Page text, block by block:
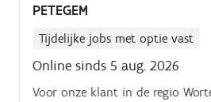
PETEGEM
Tijdelijke jobs met optie vast
Online sinds 5 aug. 2026
Voor onze klant in de regio